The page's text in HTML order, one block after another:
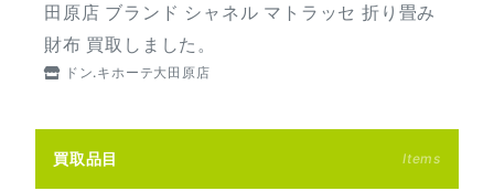
田原店 ブランド シャネル マトラッセ 折り畳み
財布 買取しました。
ドン.キホーテ大田原店
買取品目 Items